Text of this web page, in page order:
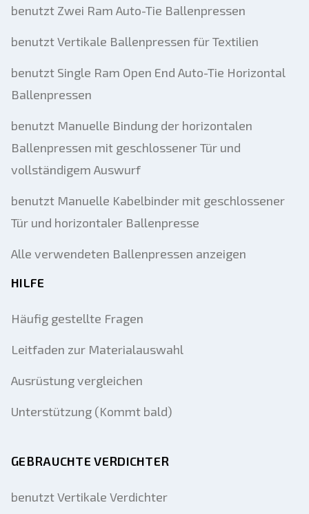
benutzt Zwei Ram Auto-Tie Ballenpressen
benutzt Vertikale Ballenpressen für Textilien
benutzt Single Ram Open End Auto-Tie Horizontal
Ballenpressen
benutzt Manuelle Bindung der horizontalen
Ballenpressen mit geschlossener Tür und
vollständigem Auswurf
benutzt Manuelle Kabelbinder mit geschlossener
Tür und horizontaler Ballenpresse
Alle verwendeten Ballenpressen anzeigen
HILFE
Häufig gestellte Fragen
Leitfaden zur Materialauswahl
Ausrüstung vergleichen
Unterstützung (Kommt bald)
GEBRAUCHTE VERDICHTER
benutzt Vertikale Verdichter